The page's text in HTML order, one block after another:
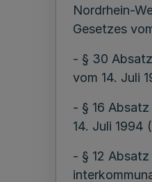
Nordrhein-
Gesetzes
- § 30
vom 14. Juli
- § 16
14. Juli 1994 (
- § 12